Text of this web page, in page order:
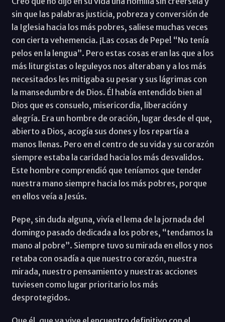
sin que las palabras justicia, pobreza y conversión de
la Iglesia hacia los más pobres, saliese muchas veces
con cierta vehemencia. ¡Las cosas de Pepe! “No tenía
pelos en la lengua”. Pero estas cosas eran las que a los
más liturgistas o leguleyos nos alteraban y a los más
necesitados les mitigaba su pesar y sus lágrimas con
la mansedumbre de Dios. Él había entendido bien al
Dios que es consuelo, misericordia, liberación y
alegría. Era un hombre de oración, lugar desde el que,
abierto a Dios, acogía sus dones y los repartía a
manos llenas. Pero en el centro de su vida y su corazón
siempre estaba la caridad hacia los más desvalidos.
Este hombre comprendió que teníamos que tender
nuestra mano siempre hacia los más pobres, porque
en ellos veía a Jesús.
Pepe, sin duda alguna, vivía el lema de la jornada del
domingo pasado dedicada a los pobres, “tendamos la
mano al pobre”. Siempre tuvo su mirada en ellos y nos
retaba con osadía a que nuestro corazón, nuestra
mirada, nuestro pensamiento y nuestras acciones
tuviesen como lugar prioritario los más
desprotegidos.